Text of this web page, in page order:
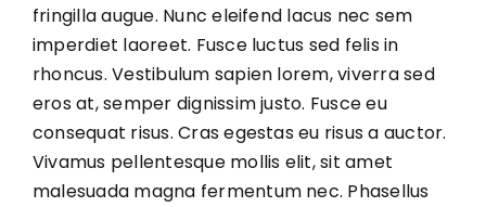
fringilla augue. Nunc eleifend lacus nec sem
imperdiet laoreet. Fusce luctus sed felis in
rhoncus. Vestibulum sapien lorem, viverra sed
eros at, semper dignissim justo. Fusce eu
consequat risus. Cras egestas eu risus a auctor.
Vivamus pellentesque mollis elit, sit amet
malesuada magna fermentum nec. Phasellus